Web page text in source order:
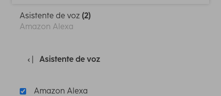
Asistente de voz (2)
Amazon Alexa
Asistente de voz
Amazon Alexa